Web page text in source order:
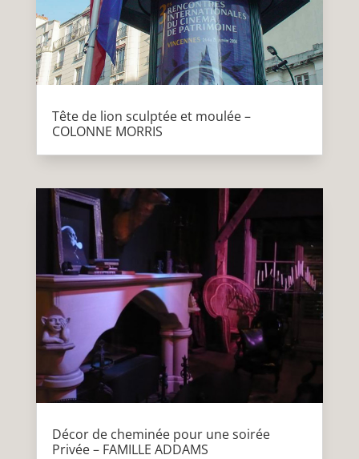
Tête de lion sculptée et moulée –
COLONNE MORRIS
Décor de cheminée pour une soirée
Privée – FAMILLE ADDAMS